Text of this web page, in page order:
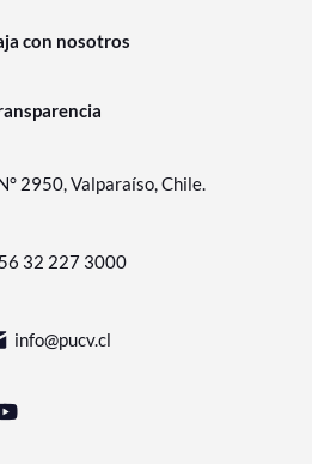
con nosotros
2950, Valparaíso, Chile.
56 32 227 3000
info@pucv.cl